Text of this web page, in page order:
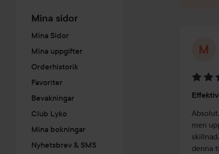
Mina sidor
Mina Sidor
Mina uppgifter
Orderhistorik
Favoriter
Bevakningar
Club Lyko
Mina bokningar
Nyhetsbrev & SMS
5
av
5
Effektiv
men
denna